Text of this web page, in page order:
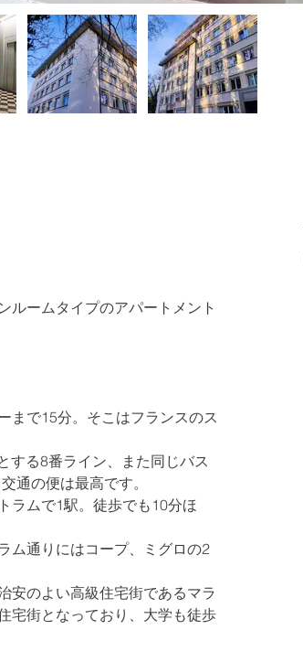
ルームタイプのアパートメント
まで15分。そこはフランスのス
する8番ライン、また同じバス
通の便は最高です。
ラムで1駅。徒歩でも10分ほ
ム通りにはコープ、ミグロの2
安のよい高級住宅街であるマラ
宅街となっており、大学も徒歩